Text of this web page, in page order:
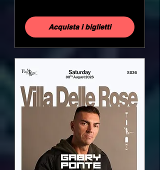
Acquista i biglietti